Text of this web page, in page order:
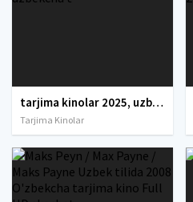
tarjima kinolar 2025, uzbek tarjima kinolar 2025, tarjima kinolar uzbek tilida 2025, tarjima kinolar o zbek 2025, tarjima kinolar o zbek tilida 2025, yangi tarjima kinolar 2025, uzmovi tarjima kinolar 2025, uzmovi com tarjima kinolar 2025, uzbekcha t
Tarjima Kinolar